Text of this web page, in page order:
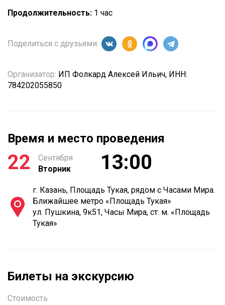
Продолжительность: 1 час
Поделиться с друзьями:
Организатор: ИП Фолкард Алексей Ильич, ИНН:
784202055850
Время и место проведения
22
Сентября
Вторник
13:00
г. Казань, Площадь Тукая, рядом с Часами Мира.
Ближайшее метро «Площадь Тукая»
ул. Пушкина, 9к51, Часы Мира, ст. м. «Площадь
Тукая»
Билеты на экскурсию
Стоимость